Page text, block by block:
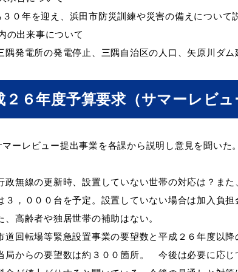
浜田市観光協会ポータルサイト「はまナビ」
年を迎え、浜田市防災訓練や災害の備えについて
の出来事について
電所の発電停止、三隅自治区の人口、矢原川ダム
６年度予算要求（サマーレビュ
ーレビュー提出事業を各課から説明し意見を聞いた。
政無線の更新時、設置していない世帯の対応は？ま
３，０００台を予定。設置していない場合は加入負担
や独居世帯の補助はない。
道回転場等緊急設置事業の要望数と平成２６年度以降
局からの要望数は約３００箇所。 今後は必要に応じ